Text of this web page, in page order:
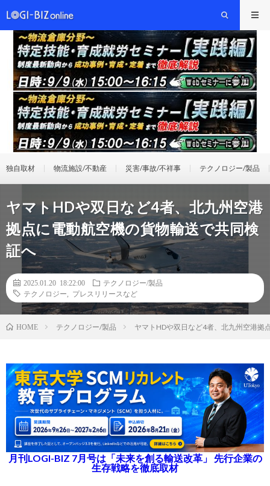
独自取材 物流施設/不動産 災害/事故/不祥事 テクノロジー/製品
ヤマトHDや双日など4者、北九州空港
拠点に電動航空機の貨物輸送で共同検
証へ
2025.01.20 18:22:00
テクノロジー/製品
テクノロジー
プレスリリースなど
HOME テクノロジー/製品 ヤマトHDや双日など4者、北九州空港拠
月刊LOGI-BIZ 7月号は「未来を創る輸送改革」 先行企業の
生存戦略を徹底取材